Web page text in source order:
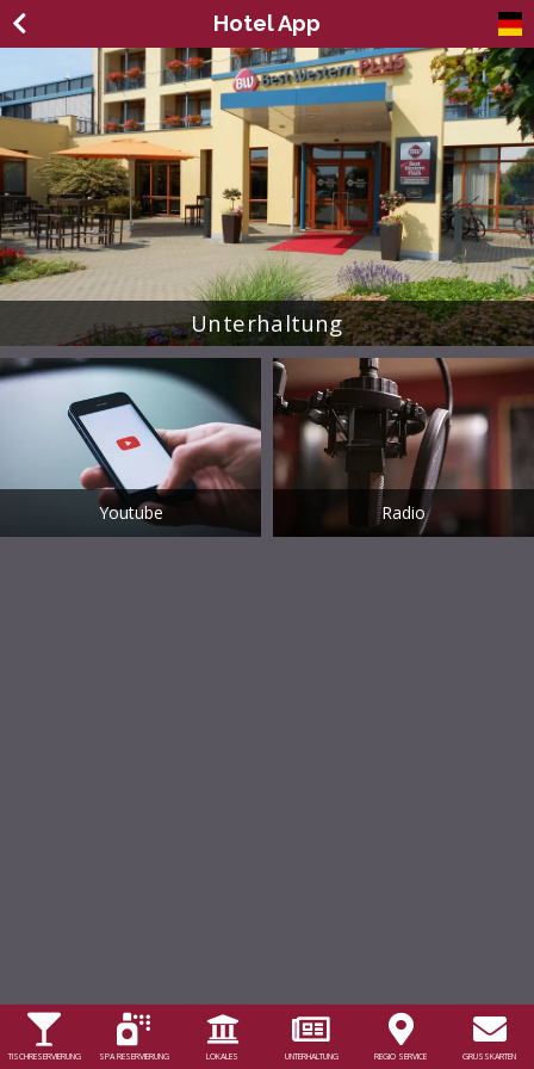
Hotel App
Unterhaltung
Youtube Radio
TISCHRESERVIERUNG SPA RESERVIERUNG LOKALES UNTERHALTUNG REGIO SERVICE GRUSSKARTEN